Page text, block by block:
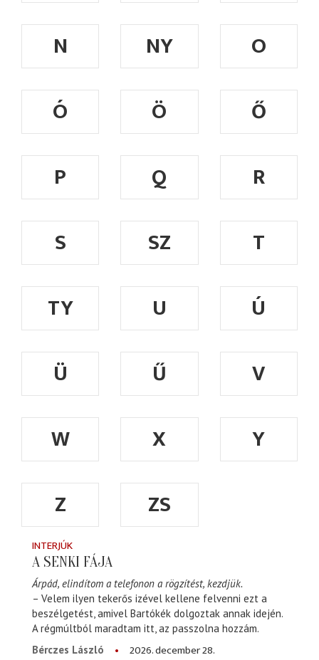
N
NY
O
Ó
Ö
Ő
P
Q
R
S
SZ
T
TY
U
Ú
Ü
Ű
V
W
X
Y
Z
ZS
INTERJÚK
A SENKI FÁJA
Árpád, elindítom a telefonon a rögzítést, kezdjük.
– Velem ilyen tekerős izével kellene felvenni ezt a
beszélgetést, amivel Bartókék dolgoztak annak idején.
A régmúltból maradtam itt, az passzolna hozzám.
Bérczes László
2026. december 28.